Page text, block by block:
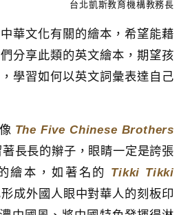
台北凱斯教育機構教務長
華文化有關的繪本，希望能藉
分享此類的英文繪本，期望孩
學習如何以英文詞彙表達自己
The Five Chinese Brothers
長長的辮子，眼睛一定是誇張
繪本，如著名的 Tikki Tikki
成外國人眼中對華人的刻板印